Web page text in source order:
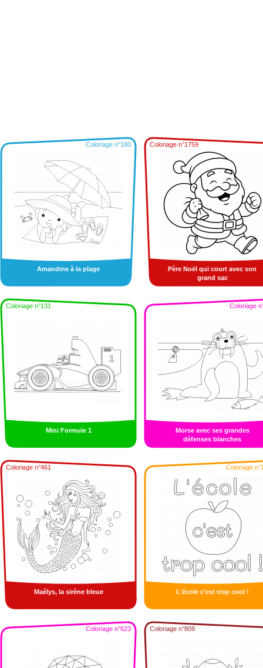
Coloriage n°180
Amandine à la plage
Coloriage n°1759
Père Noël qui court avec son
grand sac
Coloriage n°131
Mini Formule 1
Coloriage
Morse avec ses grandes
défenses blanches
Coloriage n°461
Maélys, la sirène bleue
Coloriage
L'école c'est trop cool !
Coloriage n°623 Coloriage n°809